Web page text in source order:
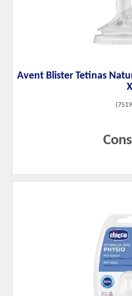
Avent Blister Tetinas
(